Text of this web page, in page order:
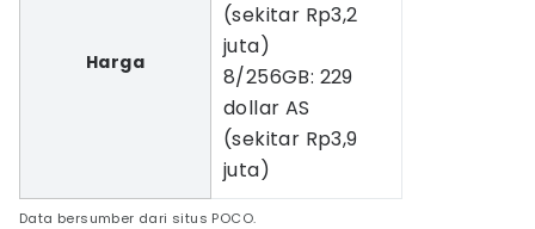
Data bersumber dari situs POCO.
Harga
(sekitar Rp3,2
juta)
8/256GB: 229
dollar AS
(sekitar Rp3,9
juta)